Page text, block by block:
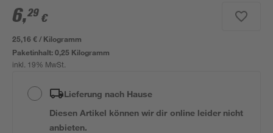
6,29 €
25,16 € / Kilogramm
Paketinhalt:0,25 Kilogramm
inkl. 19% MwSt.
Lieferung nach Hause
Diesen Artikel können wir dir online leider nicht
anbieten.